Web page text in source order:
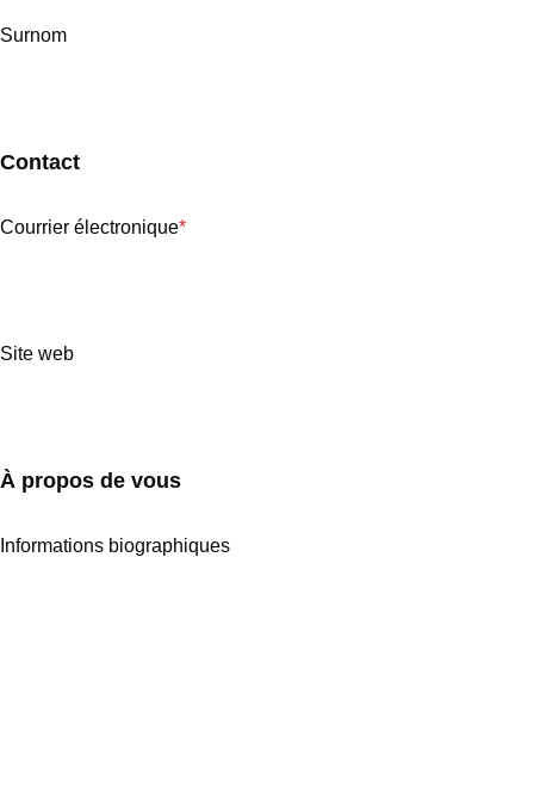
Surnom
Contact
Courrier électronique*
Site web
À propos de vous
Informations biographiques